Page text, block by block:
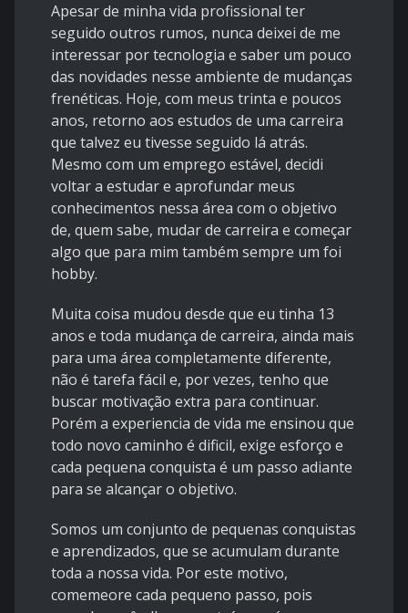
Apesar de minha vida profissional ter
seguido outros rumos, nunca deixei de me
interessar por tecnologia e saber um pouco
das novidades nesse ambiente de mudanças
frenéticas. Hoje, com meus trinta e poucos
anos, retorno aos estudos de uma carreira
que talvez eu tivesse seguido lá atrás.
Mesmo com um emprego estável, decidi
voltar a estudar e aprofundar meus
conhecimentos nessa área com o objetivo
de, quem sabe, mudar de carreira e começar
algo que para mim também sempre um foi
hobby.
Muita coisa mudou desde que eu tinha 13
anos e toda mudança de carreira, ainda mais
para uma área completamente diferente,
não é tarefa fácil e, por vezes, tenho que
buscar motivação extra para continuar.
Porém a experiencia de vida me ensinou que
todo novo caminho é dificil, exige esforço e
cada pequena conquista é um passo adiante
para se alcançar o objetivo.
Somos um conjunto de pequenas conquistas
e aprendizados, que se acumulam durante
toda a nossa vida. Por este motivo,
comemeore cada pequeno passo, pois